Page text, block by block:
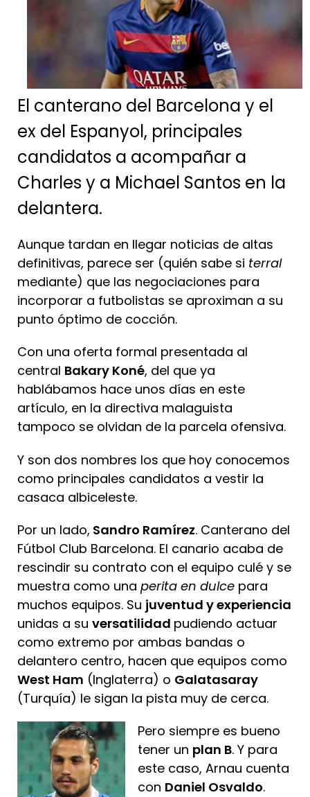
El canterano del Barcelona y el
ex del Espanyol, principales
candidatos a acompañar a
Charles y a Michael Santos en la
delantera.
Aunque tardan en llegar noticias de altas
definitivas, parece ser (quién sabe si terral
mediante) que las negociaciones para
incorporar a futbolistas se aproximan a su
punto óptimo de cocción.
Con una oferta formal presentada al
central Bakary Koné, del que ya
hablábamos hace unos días en este
artículo, en la directiva malaguista
tampoco se olvidan de la parcela ofensiva.
Y son dos nombres los que hoy conocemos
como principales candidatos a vestir la
casaca albiceleste.
Por un lado, Sandro Ramírez. Canterano del
Fútbol Club Barcelona. El canario acaba de
rescindir su contrato con el equipo culé y se
muestra como una perita en dulce para
muchos equipos. Su juventud y experiencia
unidas a su versatilidad pudiendo actuar
como extremo por ambas bandas o
delantero centro, hacen que equipos como
West Ham (Inglaterra) o Galatasaray
(Turquía) le sigan la pista muy de cerca.
Pero siempre es bueno
tener un plan B. Y para
este caso, Arnau cuenta
con Daniel Osvaldo.